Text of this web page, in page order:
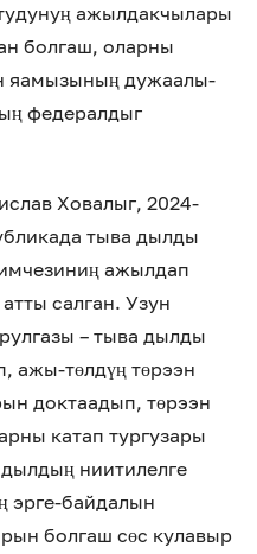
ажылдакчылары
болгаш, оларны
дужаалы-
федералдыг
Ховалыг, 2024-
тыва дылды
ажылдап
салган. Узун
– тыва дылды
ажы-төлдүң төрээн
доктаадып, төрээн
катап тургузары
ниитилелге
эрге-байдалын
болгаш сөс кулавыр